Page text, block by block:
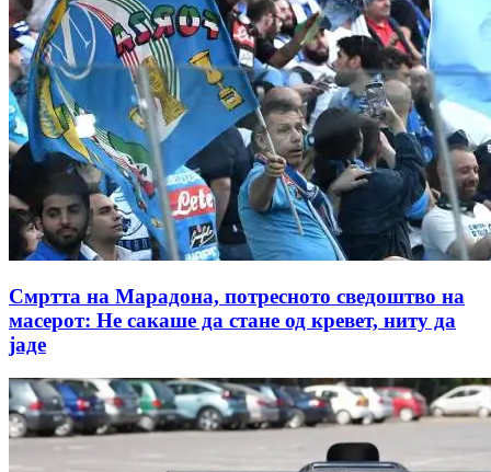
Смртта на Марадона, потресното сведоштво на
масерот: Не сакаше да стане од кревет, ниту да
јаде